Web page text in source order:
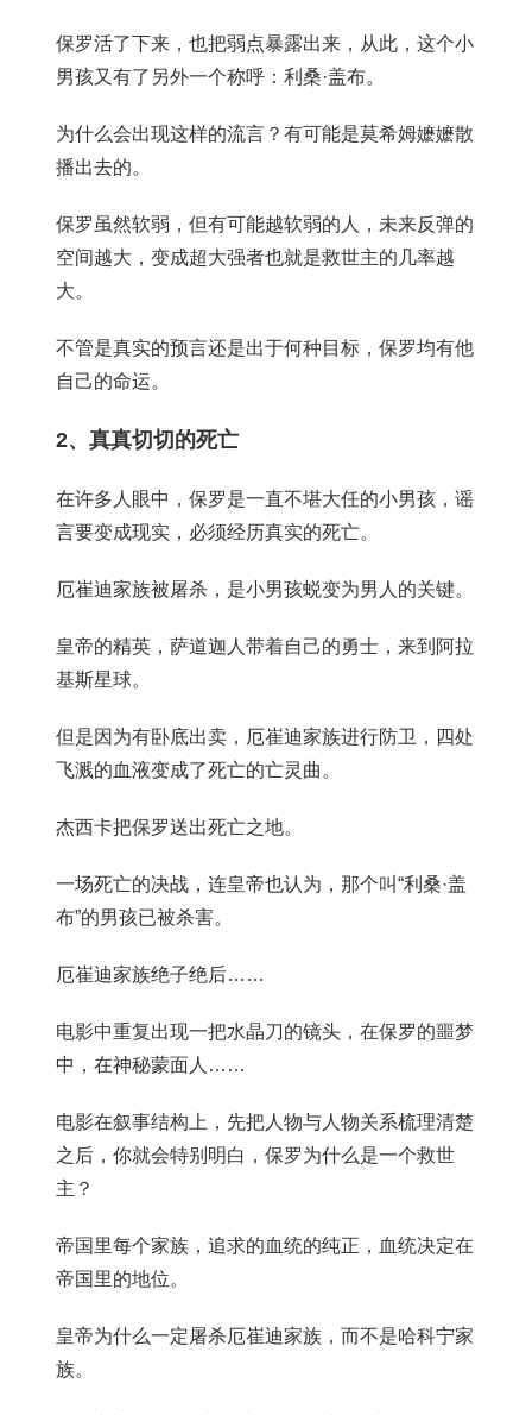
保罗活了下来，也把弱点暴露出来，从此，这个小
男孩又有了另外一个称呼：利桑·盖布。
为什么会出现这样的流言？有可能是莫希姆嬷嬷散
播出去的。
保罗虽然软弱，但有可能越软弱的人，未来反弹的
空间越大，变成超大强者也就是救世主的几率越
大。
不管是真实的预言还是出于何种目标，保罗均有他
自己的命运。
2、真真切切的死亡
在许多人眼中，保罗是一直不堪大任的小男孩，谣
言要变成现实，必须经历真实的死亡。
厄崔迪家族被屠杀，是小男孩蜕变为男人的关键。
皇帝的精英，萨道迦人带着自己的勇士，来到阿拉
基斯星球。
但是因为有卧底出卖，厄崔迪家族进行防卫，四处
飞溅的血液变成了死亡的亡灵曲。
杰西卡把保罗送出死亡之地。
一场死亡的决战，连皇帝也认为，那个叫“利桑·盖
布”的男孩已被杀害。
厄崔迪家族绝子绝后……
电影中重复出现一把水晶刀的镜头，在保罗的噩梦
中，在神秘蒙面人……
电影在叙事结构上，先把人物与人物关系梳理清楚
之后，你就会特别明白，保罗为什么是一个救世
主？
帝国里每个家族，追求的血统的纯正，血统决定在
帝国里的地位。
皇帝为什么一定屠杀厄崔迪家族，而不是哈科宁家
族。